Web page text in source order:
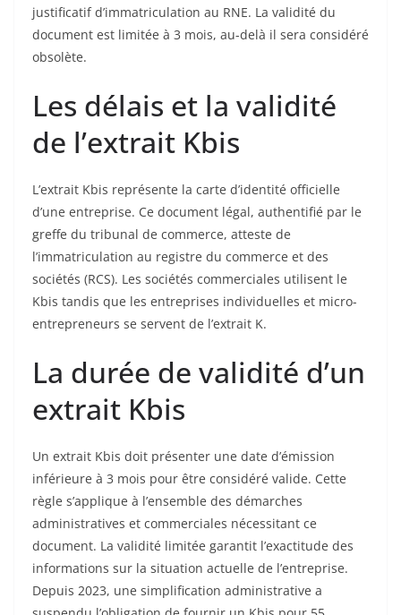
justificatif d’immatriculation au RNE. La validité du
document est limitée à 3 mois, au-delà il sera considéré
obsolète.
Les délais et la validité
de l’extrait Kbis
L’extrait Kbis représente la carte d’identité officielle
d’une entreprise. Ce document légal, authentifié par le
greffe du tribunal de commerce, atteste de
l’immatriculation au registre du commerce et des
sociétés (RCS). Les sociétés commerciales utilisent le
Kbis tandis que les entreprises individuelles et micro-
entrepreneurs se servent de l’extrait K.
La durée de validité d’un
extrait Kbis
Un extrait Kbis doit présenter une date d’émission
inférieure à 3 mois pour être considéré valide. Cette
règle s’applique à l’ensemble des démarches
administratives et commerciales nécessitant ce
document. La validité limitée garantit l’exactitude des
informations sur la situation actuelle de l’entreprise.
Depuis 2023, une simplification administrative a